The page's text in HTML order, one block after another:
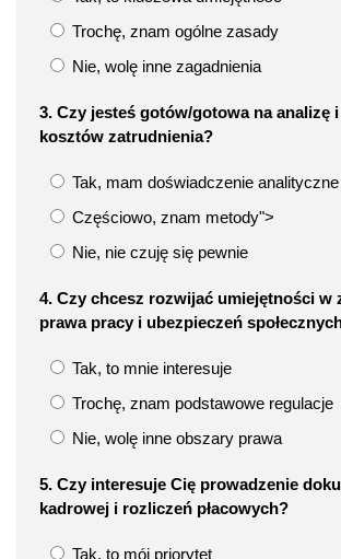
Trochę, znam ogólne zasady
Nie, wolę inne zagadnienia
3. Czy jesteś gotów/gotowa na analizę
kosztów zatrudnienia?
Tak, mam doświadczenie analityczne
Częściowo, znam metody">
Nie, nie czuję się pewnie
4. Czy chcesz rozwijać umiejętności w
prawa pracy i ubezpieczeń
Tak, to mnie interesuje
Trochę, znam podstawowe regulacje
Nie, wolę inne obszary prawa
5. Czy interesuje Cię prowadzenie
kadrowej i rozliczeń płacowych?
Tak, to mój priorytet